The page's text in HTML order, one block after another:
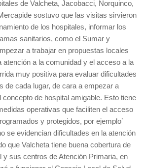
de Valcheta, Jacobacci, Ñorquinco,
sostuvo que las visitas sirvieron
de los hospitales, informar los
sanitarios, como el Sumar y
a trabajar en propuestas locales
atención a la comunidad y el acceso a la
muy positiva para evaluar dificultades
de cada lugar, de cara a empezar a
concepto de hospital amigable. Esto tiene
operativas que faciliten el acceso
y protegidos, por ejemplo`
se evidencian dificultades en la atención
que Valcheta tiene buena cobertura de
y sus centros de Atención Primaria, en